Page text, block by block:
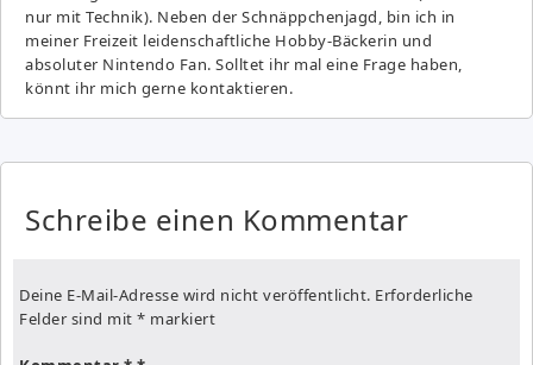
nur mit Technik). Neben der Schnäppchenjagd, bin ich in
meiner Freizeit leidenschaftliche Hobby-Bäckerin und
absoluter Nintendo Fan. Solltet ihr mal eine Frage haben,
könnt ihr mich gerne kontaktieren.
Schreibe einen Kommentar
Deine E-Mail-Adresse wird nicht veröffentlicht. Erforderliche
Felder sind mit * markiert